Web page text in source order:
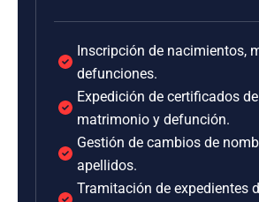
Inscripción de nacimientos,
defunciones.
Expedición de certificados
matrimonio y defunción.
Gestión de cambios de
apellidos.
Tramitación de expedientes